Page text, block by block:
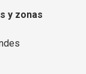
y zonas